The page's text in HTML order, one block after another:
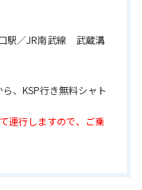
駅／JR南武線 武蔵溝
、KSP行き無料シャト
運行しますので、ご乗